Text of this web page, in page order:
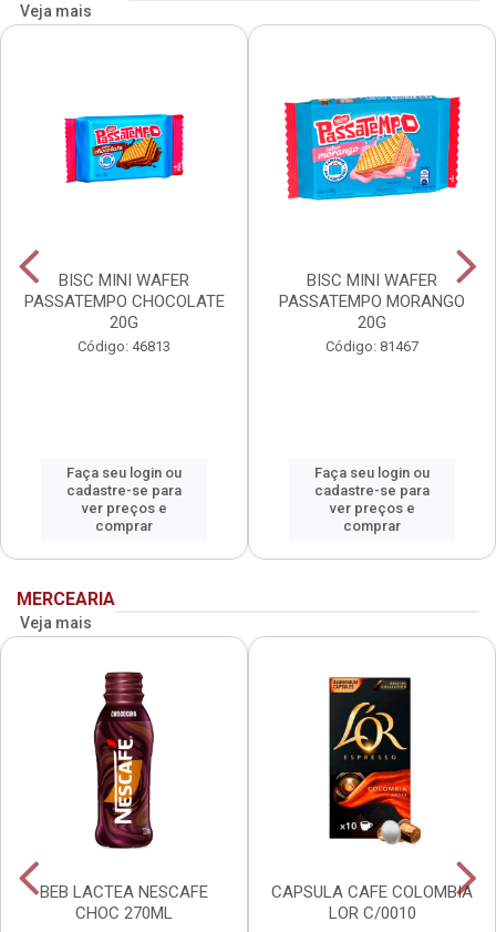
Veja mais
BISC MINI WAFER
PASSATEMPO CHOCOLATE
20G
Código: 46813
Faça seu login ou
cadastre-se para
ver preços e
comprar
BISC MINI WAFER
PASSATEMPO MORANGO
20G
Código: 81467
Faça seu login ou
cadastre-se para
ver preços e
comprar
MERCEARIA
Veja mais
BEB LACTEA NESCAFE
CHOC 270ML
CAPSULA CAFE COLOMBIA
LOR C/0010